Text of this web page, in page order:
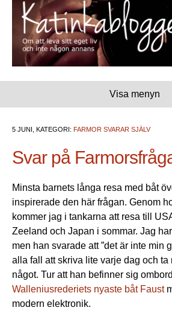
Visa menyn
5 JUNI, KATEGORI: FARMOR SVARAR SJÄLV
Svar på
Minsta barnets långa resa med båt
inspirerade den här frågan. Genom
kommer jag i tankarna att resa till
Zeeland och Japan i sommar. Jag
men han svarade att ”det är inte min
alla fall att skriva lite varje dag och ta
något. Tur att han befinner sig
Walleniusrederiets nyaste båt Faust
modern elektronik.